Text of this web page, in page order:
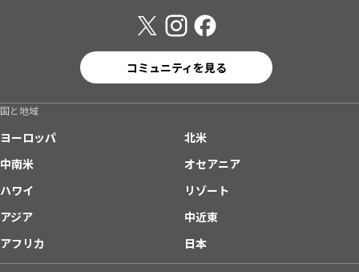
コミュニティを見る
国と地域
ヨーロッパ
北米
中南米
オセアニア
ハワイ
リゾート
アジア
中近東
アフリカ
日本